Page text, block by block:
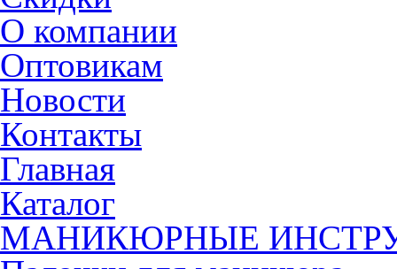
О компании
Оптовикам
Новости
Контакты
Главная
Каталог
МАНИКЮРНЫЕ